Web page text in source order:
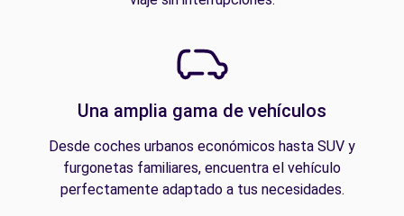
Una amplia gama de vehículos
Desde coches urbanos económicos hasta SUV y
furgonetas familiares, encuentra el vehículo
perfectamente adaptado a tus necesidades.